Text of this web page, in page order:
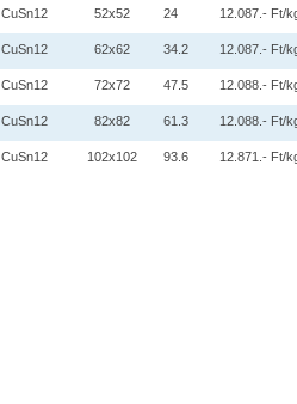
CuSn12 52x52 24 12.087.- Ft/
CuSn12 62x62 34.2 12.087.- Ft/
CuSn12 72x72 47.5 12.088.- Ft/
CuSn12 82x82 61.3 12.088.- Ft/
CuSn12 102x102 93.6 12.871.- Ft/